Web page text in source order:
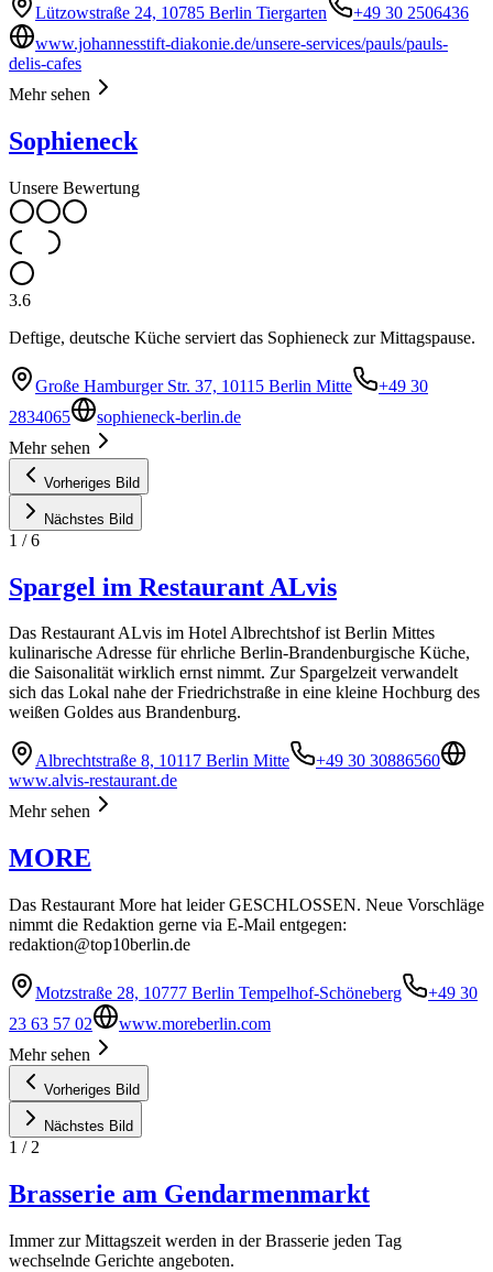
Lützowstraße 24, 10785 Berlin Tiergarten
+49 30 2506436
www.johannesstift-diakonie.de/unsere-services/pauls/pauls-
delis-cafes
Mehr sehen
Sophieneck
Unsere Bewertung
3.6
Deftige, deutsche Küche serviert das Sophieneck zur Mittagspause.
Große Hamburger Str. 37, 10115 Berlin Mitte
+49 30
2834065
sophieneck-berlin.de
Mehr sehen
Vorheriges Bild
Nächstes Bild
1 /6
Spargel im Restaurant ALvis
Das Restaurant ALvis im Hotel Albrechtshof ist Berlin Mittes
kulinarische Adresse für ehrliche Berlin-Brandenburgische Küche,
die Saisonalität wirklich ernst nimmt. Zur Spargelzeit verwandelt
sich das Lokal nahe der Friedrichstraße in eine kleine Hochburg des
weißen Goldes aus Brandenburg.
Albrechtstraße 8, 10117 Berlin Mitte
+49 30 30886560
www.alvis-restaurant.de
Mehr sehen
MORE
Das Restaurant More hat leider GESCHLOSSEN. Neue Vorschläge
nimmt die Redaktion gerne via E-Mail entgegen:
redaktion@top10berlin.de
Motzstraße 28, 10777 Berlin Tempelhof-Schöneberg
+49 30
23 63 57 02
www.moreberlin.com
Mehr sehen
Vorheriges Bild
Nächstes Bild
1 / 2
Brasserie am Gendarmenmarkt
Immer zur Mittagszeit werden in der Brasserie jeden Tag
wechselnde Gerichte angeboten.